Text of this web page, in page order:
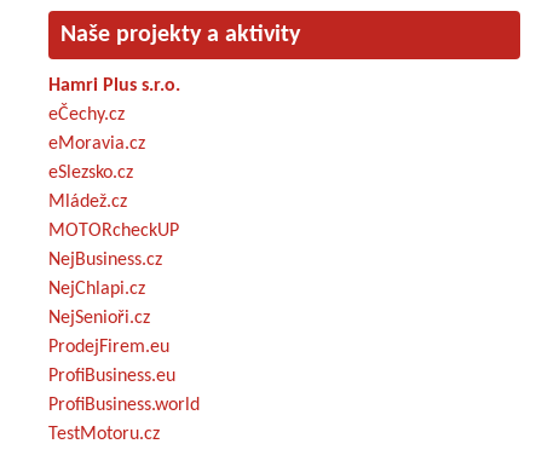
Naše projekty a aktivity
Hamri Plus s.r.o.
eČechy.cz
eMoravia.cz
eSlezsko.cz
Mládež.cz
MOTORcheckUP
NejBusiness.cz
NejChlapi.cz
NejSenioři.cz
ProdejFirem.eu
ProfiBusiness.eu
ProfiBusiness.world
TestMotoru.cz